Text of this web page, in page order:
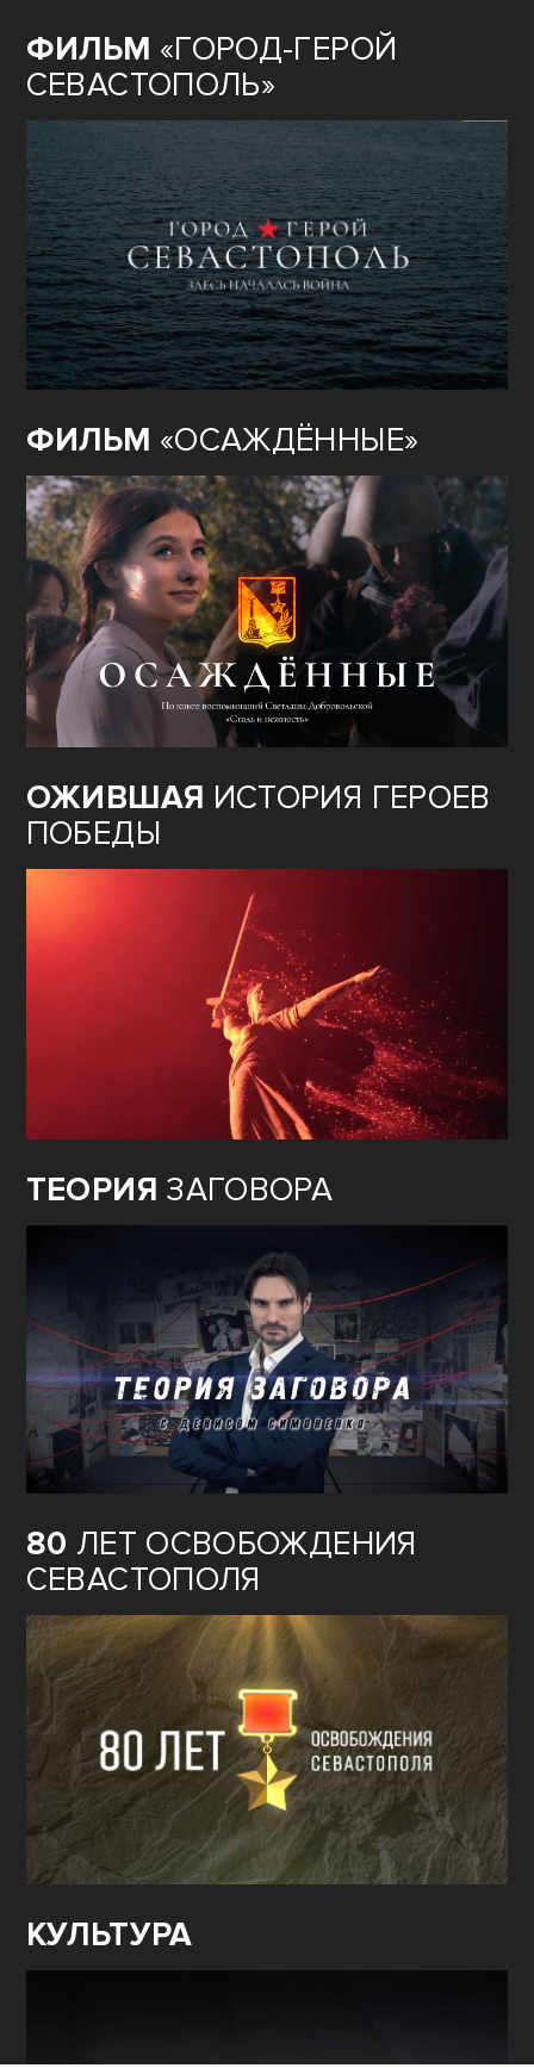
ФИЛЬМ «ГОРОД-ГЕРОЙ
СЕВАСТОПОЛЬ»
ФИЛЬМ «ОСАЖДЁННЫЕ»
ОЖИВШАЯ ИСТОРИЯ ГЕРОЕВ
ПОБЕДЫ
ТЕОРИЯ ЗАГОВОРА
80 ЛЕТ ОСВОБОЖДЕНИЯ
СЕВАСТОПОЛЯ
КУЛЬТУРА